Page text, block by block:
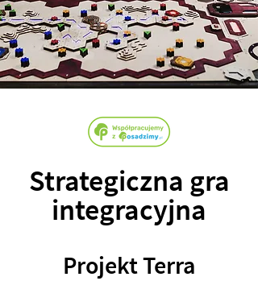
Strategiczna gra
integracyjna
Projekt Terra